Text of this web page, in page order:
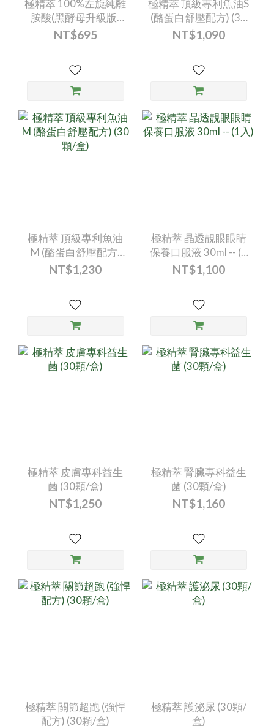
極精萃 100%左旋純離
胺酸(黑酵母升級版)
(60顆/盒)
NT$695
極精萃 頂級專利魚油S
(酪蛋白舒壓配方) (30
顆/盒)
NT$1,090
極精萃 頂級專利魚油
M (酪蛋白舒壓配方)
(30顆/盒)
NT$1,230
極精萃 晶透靚眼眼睛
保養口服液 30ml -- (1
入)
NT$1,100
極精萃 皮膚專科益生
菌 (30顆/盒)
NT$1,250
極精萃 腎臟專科益生
菌 (30顆/盒)
NT$1,160
極精萃 關節超跑 (強悍
配方) (30顆/盒)
極精萃 護泌尿 (30顆/
盒)